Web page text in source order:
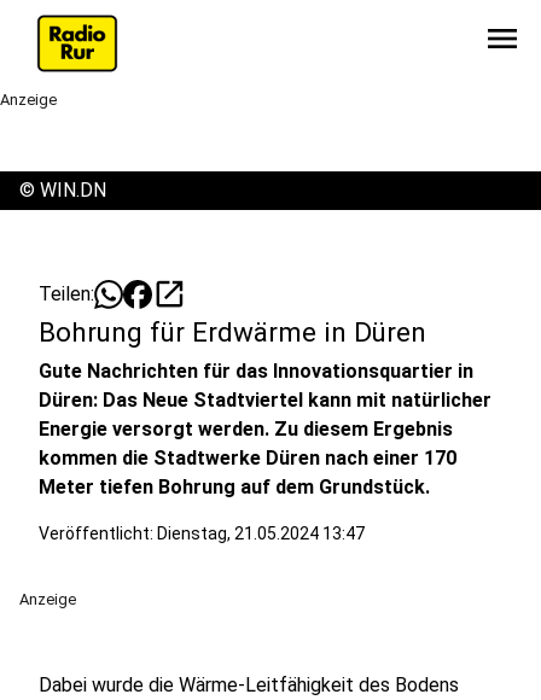
menu
Anzeige
© WIN.DN
Teilen: open_in_new
Bohrung für Erdwärme in Düren
Gute Nachrichten für das Innovationsquartier in
Düren: Das Neue Stadtviertel kann mit natürlicher
Energie versorgt werden. Zu diesem Ergebnis
kommen die Stadtwerke Düren nach einer 170
Meter tiefen Bohrung auf dem Grundstück.
Veröffentlicht: Dienstag, 21.05.2024 13:47
Anzeige
Dabei wurde die Wärme-Leitfähigkeit des Bodens